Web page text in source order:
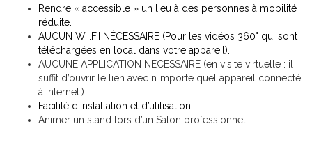
Rendre « accessible » un lieu à des personnes à mobilité
réduite.
AUCUN W.I.F.I NÉCESSAIRE (Pour les vidéos 360° qui sont
téléchargées en local dans votre appareil).
AUCUNE APPLICATION NECESSAIRE (en visite virtuelle : il
suffit d’ouvrir le lien avec n’importe quel appareil connecté
à Internet.)
Facilité d’installation et d’utilisation.
Animer un stand lors d’un Salon professionnel